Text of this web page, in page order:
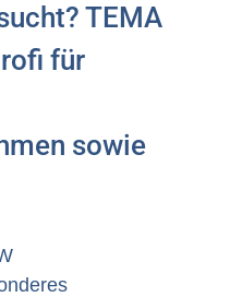
TEMA
für
sowie